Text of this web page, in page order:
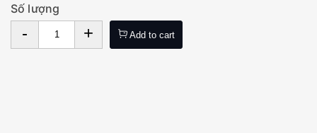
Số lượng
- + Add to cart